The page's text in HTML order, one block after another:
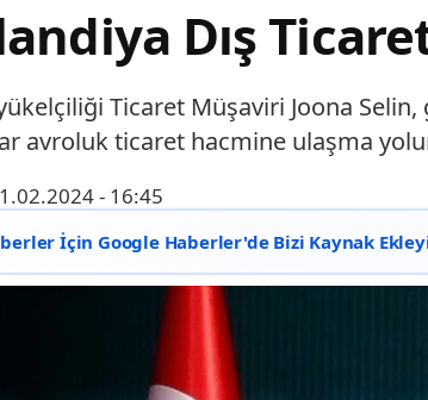
Dış
Ticaret Müşaviri Joona
avroluk ticaret hacmine ulaşma
- 16:45
İçin Google Haberler'de Bizi Kaynak